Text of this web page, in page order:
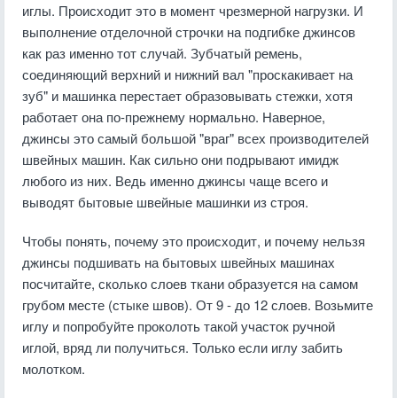
иглы. Происходит это в момент чрезмерной нагрузки. И
выполнение отделочной строчки на подгибке джинсов
как раз именно тот случай. Зубчатый ремень,
соединяющий верхний и нижний вал "проскакивает на
зуб" и машинка перестает образовывать стежки, хотя
работает она по-прежнему нормально. Наверное,
джинсы это самый большой "враг" всех производителей
швейных машин. Как сильно они подрывают имидж
любого из них. Ведь именно джинсы чаще всего и
выводят бытовые швейные машинки из строя.
Чтобы понять, почему это происходит, и почему нельзя
джинсы подшивать на бытовых швейных машинах
посчитайте, сколько слоев ткани образуется на самом
грубом месте (стыке швов). От 9 - до 12 слоев. Возьмите
иглу и попробуйте проколоть такой участок ручной
иглой, вряд ли получиться. Только если иглу забить
молотком.